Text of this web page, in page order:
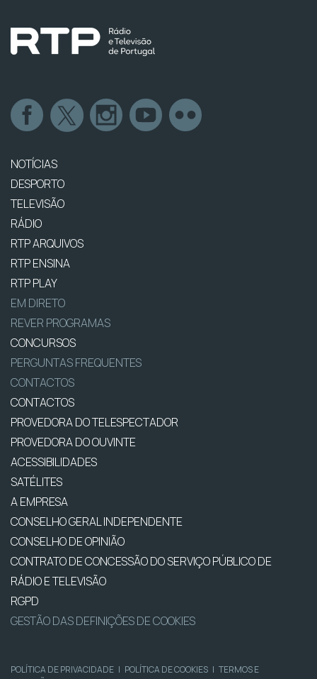
NOTÍCIAS
DESPORTO
TELEVISÃO
RÁDIO
RTP ARQUIVOS
RTP ENSINA
RTP PLAY
EM DIRETO
REVER PROGRAMAS
CONCURSOS
PERGUNTAS FREQUENTES
CONTACTOS
CONTACTOS
PROVEDORA DO TELESPECTADOR
PROVEDORA DO OUVINTE
ACESSIBILIDADES
SATÉLITES
A EMPRESA
CONSELHO GERAL INDEPENDENTE
CONSELHO DE OPINIÃO
CONTRATO DE CONCESSÃO DO SERVIÇO PÚBLICO DE
RÁDIO E TELEVISÃO
RGPD
GESTÃO DAS DEFINIÇÕES DE COOKIES
POLÍTICA DE PRIVACIDADE | POLÍTICA DE COOKIES | TERMOS E